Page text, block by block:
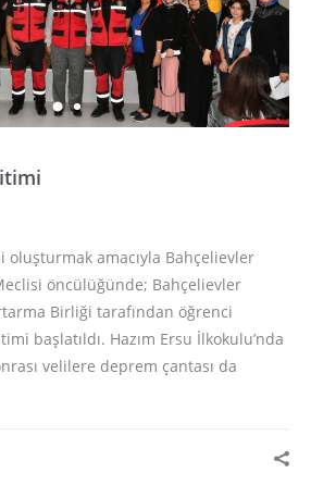
amacıyla Bahçelievler
öncülüğünde; Bahçelievler
Birliği tarafından öğrenci
başlatıldı. Hazım Ersu İlkokulu’nda
velilere deprem çantası da